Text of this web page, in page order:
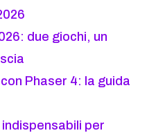
due giochi, un
Phaser 4: la guida
per